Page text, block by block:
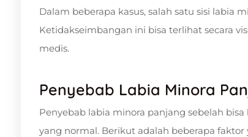
Dalam beberapa kasus, salah satu sisi labia
Ketidakseimbangan ini bisa terlihat secara
medis.
Penyebab Labia Minora
Penyebab labia minora panjang sebelah
yang normal. Berikut adalah beberapa